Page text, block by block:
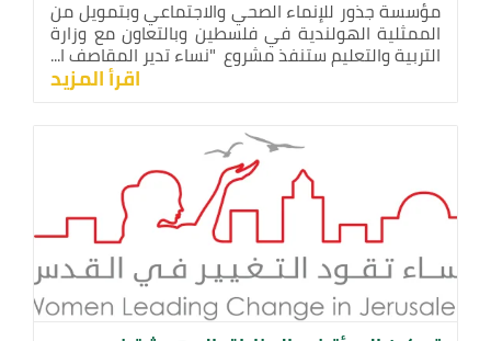
مؤسسة جذور للإنماء الصحي والاجتماعي وبتمويل من
الممثلية الهولندية في فلسطين وبالتعاون مع وزارة
التربية والتعليم ستنفذ مشروع "نساء تدير المقاصف ا...
اقرأ المزيد